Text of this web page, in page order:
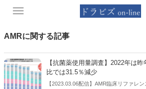
Toggle
AMRに関する記事
【抗菌薬使用量調査】2022年は
比では31.5％減少
【2023.03.06配信】AMR臨床リファレ